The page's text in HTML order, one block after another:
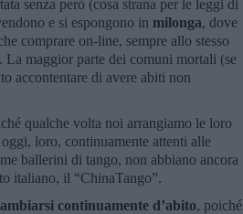
senza però (cosa strana per le leggi di
e si espongono in milonga, dove
comprare on-line, sempre allo stesso
La maggior parte dei comuni mortali (se
accontentare di avere abiti non
qualche volta noi arrangiamo le loro
loro, continuamente attenti alle
ballerini di tango, non abbiano ancora
italiano, il “ChinaTango”.
continuamente d’abito, poiché